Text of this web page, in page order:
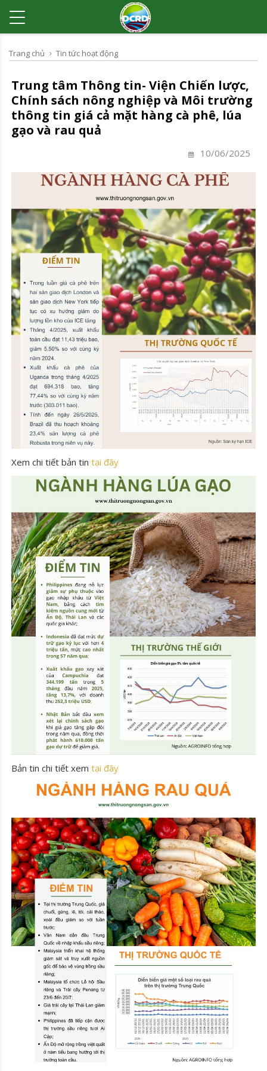
Trang chủ Tin tức hoạt động
Trung tâm Thông tin- Viện Chiến lược,
Chính sách nông nghiệp và Môi trường
thông tin giá cả mặt hàng cà phê, lúa
gạo và rau quả
10/06/2025
Xem chi tiết bản tin tại đây
Bản tin chi tiết xem tại đây